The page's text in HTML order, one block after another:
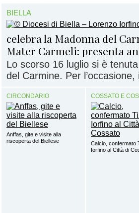
BIELLA
celebra la Madonna del
Mater Carmeli: presenta
Lo scorso 16 luglio si è
del Carmine. Per
CIRCONDARIO
Anffas, gite e visite alla
riscoperta del Biellese
COSSATO E
Calcio, confermato
Iorfino al Città di